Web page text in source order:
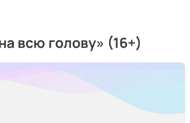
всю голову» (16+)